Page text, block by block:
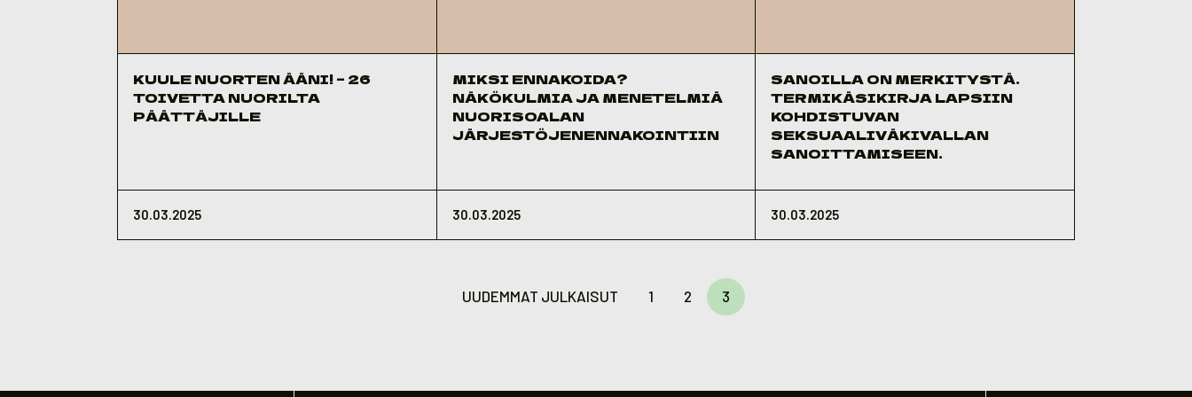
KUULE NUORTEN ÄÄNI! – 26
TOIVETTA NUORILTA
PÄÄTTÄJILLE
30.03.2025
MIKSI ENNAKOIDA?
NÄKÖKULMIA JA MENETELMIÄ
NUORISOALAN
JÄRJESTÖJENENNAKOINTIIN
30.03.2025
SANOILLA ON MERKITYSTÄ.
TERMIKÄSIKIRJA LAPSIIN
KOHDISTUVAN
SEKSUAALIVÄKIVALLAN
SANOITTAMISEEN.
30.03.2025
UUDEMMAT JULKAISUT 1 2 3